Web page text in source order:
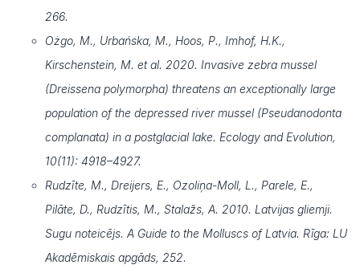
266.
Ożgo, M., Urbańska, M., Hoos, P., Imhof, H.K.,
Kirschenstein, M. et al. 2020. Invasive zebra mussel
(Dreissena polymorpha) threatens an exceptionally large
population of the depressed river mussel (Pseudanodonta
complanata) in a postglacial lake. Ecology and Evolution,
10(11): 4918–4927.
Rudzīte, M., Dreijers, E., Ozoliņa-Moll, L., Parele, E.,
Pilāte, D., Rudzītis, M., Stalažs, A. 2010. Latvijas gliemji.
Sugu noteicējs. A Guide to the Molluscs of Latvia. Rīga: LU
Akadēmiskais apgāds, 252.